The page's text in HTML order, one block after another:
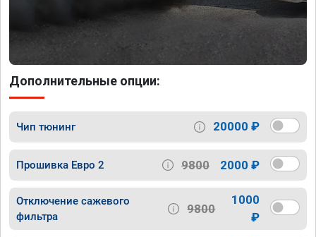
Дополнительные опции:
Чип тюнинг 20000 ₽
Прошивка Евро 2 9800 2000 ₽
Отключение сажевого
фильтра
9800
1000
₽